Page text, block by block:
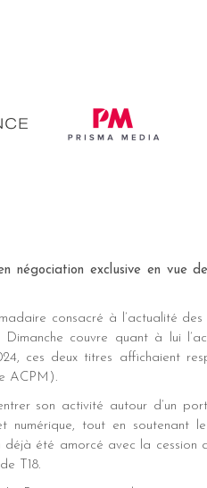
exclusive en vue
consacré à l’actualité
couvre quant à lui
ces deux titres affichaient
ACPM).
son activité autour d’un
numérique, tout en soutenant
été amorcé avec la cession
T18.